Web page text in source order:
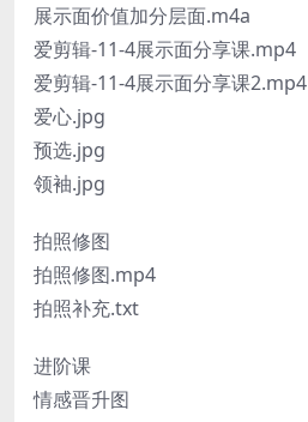
展示面价值加分层面.m4a
爱剪辑-11-4展示面分享课.mp4
爱剪辑-11-4展示面分享课2.mp4
爱心.jpg
预选.jpg
领袖.jpg
拍照修图
拍照修图.mp4
拍照补充.txt
进阶课
情感晋升图